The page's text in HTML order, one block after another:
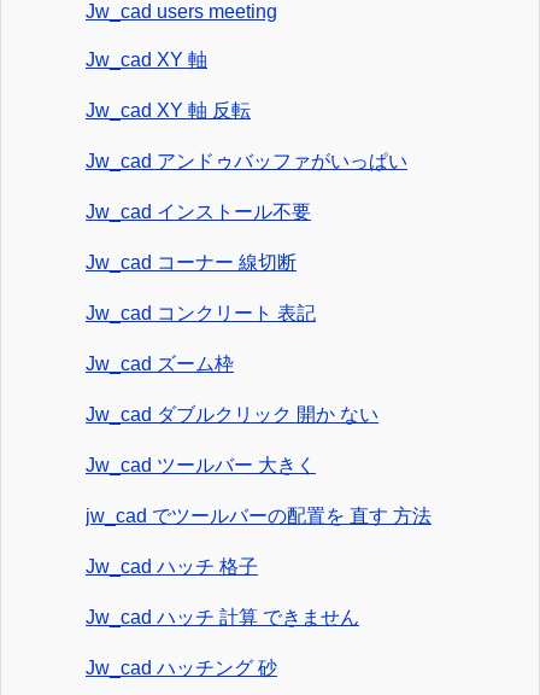
Jw_cad users meeting
Jw_cad XY 軸
Jw_cad XY 軸 反転
Jw_cad アンドゥバッファがいっぱい
Jw_cad インストール不要
Jw_cad コーナー 線切断
Jw_cad コンクリート 表記
Jw_cad ズーム枠
Jw_cad ダブルクリック 開か ない
Jw_cad ツールバー 大きく
jw_cad でツールバーの配置を 直す 方法
Jw_cad ハッチ 格子
Jw_cad ハッチ 計算 できません
Jw_cad ハッチング 砂